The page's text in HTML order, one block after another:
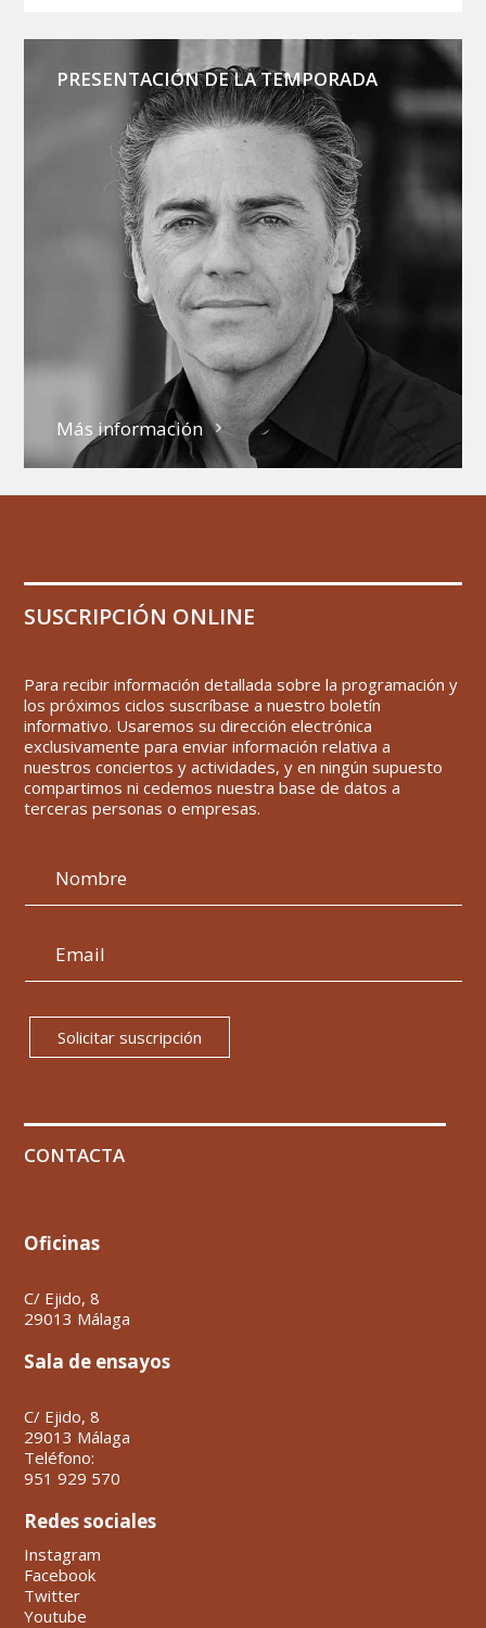
PRESENTACIÓN DE LA TEMPORADA
Más información
SUSCRIPCIÓN ONLINE
Para recibir información detallada sobre la programación y
los próximos ciclos suscríbase a nuestro boletín
informativo. Usaremos su dirección electrónica
exclusivamente para enviar información relativa a
nuestros conciertos y actividades, y en ningún supuesto
compartimos ni cedemos nuestra base de datos a
terceras personas o empresas.
Solicitar suscripción
CONTACTA
Oficinas
C/ Ejido, 8
29013 Málaga
Sala de ensayos
C/ Ejido, 8
29013 Málaga
Teléfono:
951 929 570
Redes sociales
Instagram
Facebook
Twitter
Youtube